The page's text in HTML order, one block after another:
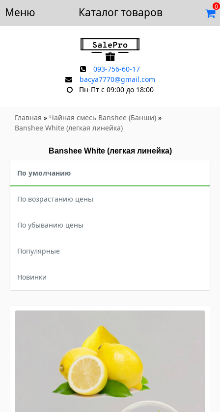
Меню Каталог товаров 0
Доставка и оплата Отзывы Скидки Контакты
093-756-60-17
bacya7770@gmail.com
Пн-Пт с 09:00 до 18:00
Главная » Чайная смесь Banshee (Банши) »
Banshee White (легкая линейка)
Banshee White (легкая линейка)
По умолчанию
По возрастанию цены
По убыванию цены
Популярные
Новинки